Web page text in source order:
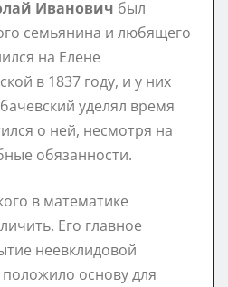
Иванович был
семьянина и любящего
на Елене
в 1837 году, и у них
уделял время
о ней, несмотря на
обязанности.
в математике
Его главное
неевклидовой
основу для